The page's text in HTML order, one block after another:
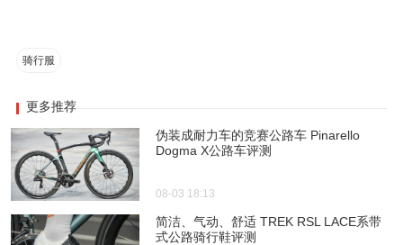
骑行服
更多推荐
伪装成耐力车的竞赛公路车 Pinarello
Dogma X公路车评测
08-03 18:13
简洁、气动、舒适 TREK RSL LACE系带
式公路骑行鞋评测